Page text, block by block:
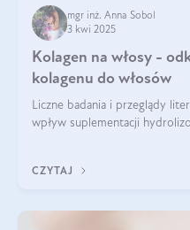
mgr inż. Anna Sobol
3 kwi 2025
Kolagen na włosy -
kolagenu do włosów
Liczne badania i przeglądy
wpływ suplementacji
CZYTAJ